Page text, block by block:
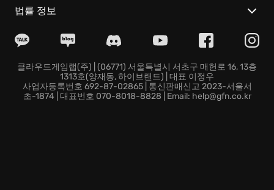
의 랠리 장소에서 펼쳐지는 100개 이상의 트랙에서 자신
는 WRC 8에서 랠리 게임이 선사하는 궁극의 드라이빙 경
지금 바로 WRC 8 FIA World Rally Championship에 도전
하여 랠리 드라이버의 꿈을 현실로 만들어보세요! 극강의
법률 정보
클라우드게임랩(주) | (06771) 서울특별시 서초구 매헌로 16, 13층
1313호(양재동, 하이브랜드) | 대표 이정우
사업자등록번호 692-87-02865 | 통신판매신고 2023-서울서
초-1874 | 대표번호 070-8018-8828 | Email: help@gfn.co.kr